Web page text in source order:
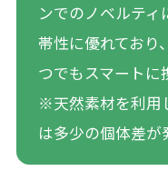
ンでのノベルテ
帯性に優れており
つでもスマートに
※天然素材を利用
は多少の個体差が